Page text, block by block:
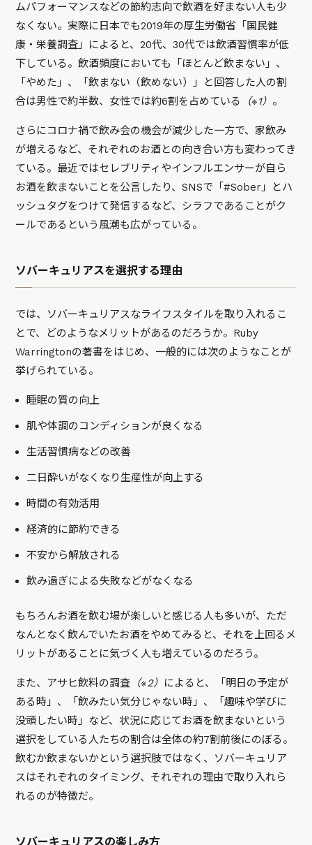
ムパフォーマンスなどの節約志向で飲酒を好まない人も少
なくない。実際に日本でも2019年の厚生労働省「国民健
康・栄養調査」によると、20代、30代では飲酒習慣率が低
下している。飲酒頻度においても「ほとんど飲まない」、
「やめた」、「飲まない（飲めない）」と回答した人の割
合は男性で約半数、女性では約6割を占めている
（※1） 。
さらにコロナ禍で飲み会の機会が減少した一方で、家飲み
が増えるなど、それぞれのお酒との向き合い方も変わってき
ている。最近ではセレブリティやインフルエンサーが自ら
お酒を飲まないことを公言したり、SNSで「#Sober」とハ
ッシュタグをつけて発信するなど、シラフであることがク
ールであるという風潮も広がっている。
ソバーキュリアスを選択する理由
では、ソバーキュリアスなライフスタイルを取り入れるこ
とで、どのようなメリットがあるのだろうか。Ruby
Warringtonの著書をはじめ、一般的には次のようなことが
挙げられている。
睡眠の質の向上
肌や体調のコンディションが良くなる
生活習慣病などの改善
二日酔いがなくなり生産性が向上する
時間の有効活用
経済的に節約できる
不安から解放される
飲み過ぎによる失敗などがなくなる
もちろんお酒を飲む場が楽しいと感じる人も多いが、ただ
なんとなく飲んでいたお酒をやめてみると、それを上回るメ
リットがあることに気づく人も増えているのだろう。
また、アサヒ飲料の調査 （※2） によると、「明日の予定が
ある時」、「飲みたい気分じゃない時」、「趣味や学びに
没頭したい時」など、状況に応じてお酒を飲まないという
選択をしている人たちの割合は全体の約7割前後にのぼる。
飲むか飲まないかという選択肢ではなく、ソバーキュリア
スはそれぞれのタイミング、それぞれの理由で取り入れら
れるのが特徴だ。
ソバーキュリアスの楽しみ方